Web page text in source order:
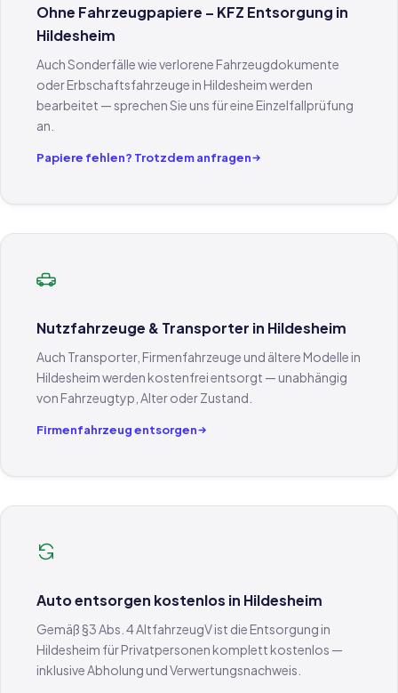
Ohne Fahrzeugpapiere – KFZ Entsorgung in
Hildesheim
Auch Sonderfälle wie verlorene Fahrzeugdokumente
oder Erbschaftsfahrzeuge in Hildesheim werden
bearbeitet — sprechen Sie uns für eine Einzelfallprüfung
an.
Papiere fehlen? Trotzdem anfragen
Nutzfahrzeuge & Transporter in Hildesheim
Auch Transporter, Firmenfahrzeuge und ältere Modelle in
Hildesheim werden kostenfrei entsorgt — unabhängig
von Fahrzeugtyp, Alter oder Zustand.
Firmenfahrzeug entsorgen
Auto entsorgen kostenlos in Hildesheim
Gemäß §3 Abs. 4 AltfahrzeugV ist die Entsorgung in
Hildesheim für Privatpersonen komplett kostenlos —
inklusive Abholung und Verwertungsnachweis.